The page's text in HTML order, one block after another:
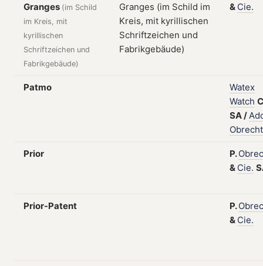
Granges (im Schild
im Kreis, mit
kyrillischen
Schriftzeichen und
Fabrikgebäude)
& Cie.
Patmo
Watex
Watch
SA/
Obrecht
Prior P.
& Cie.
Prior-Patent P.
& Cie.